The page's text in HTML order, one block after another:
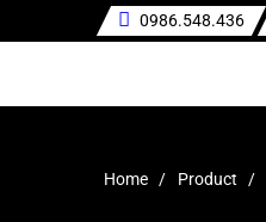
0986.548.436
Home Product